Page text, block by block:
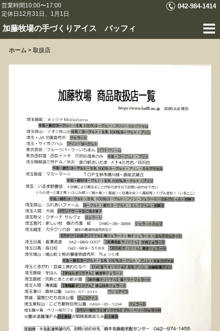
営業時間10:00〜17:00
定休日12月31日、1月1日
042-984-1414
加藤牧場の手づくりアイス バッフィ
ホーム > 取扱店